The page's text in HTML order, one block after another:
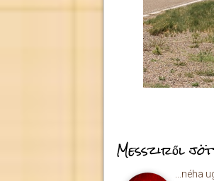
Messziről
...néha